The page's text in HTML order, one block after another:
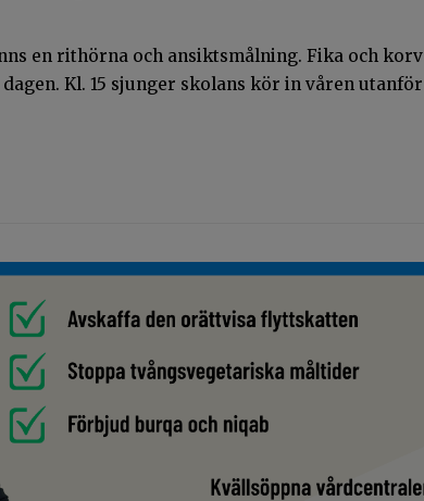
en rithörna och ansiktsmålning. Fika och korv
Kl. 15 sjunger skolans kör in våren utanför